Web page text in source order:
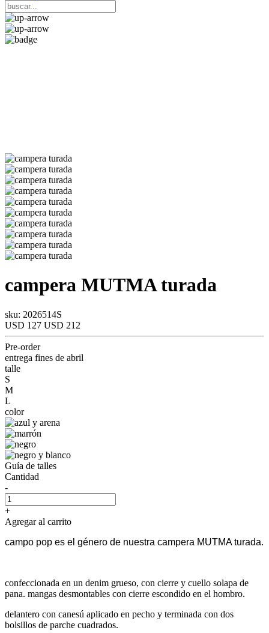
campera MUTMAturada
sku: 2026514S
USD 127 USD 212
Pre-order
entrega fines de abril
talle
S
M
L
color
Guía de talles
Cantidad
-
+
Agregar al carrito
campo pop es el género de nuestra campera MUTMA turada.
confeccionada en un denim grueso, con cierre y cuello solapa de
pana. mangas desmontables con cierre escondido en el hombro.
delantero con canesú aplicado en pecho y terminada con dos
bolsillos de parche cuadrados.